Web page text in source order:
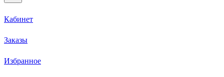
Кабинет
Заказы
Избранное